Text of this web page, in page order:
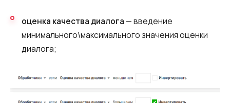
оценка качества диалога — введение
минимального\максимального значения оценки
диалога;